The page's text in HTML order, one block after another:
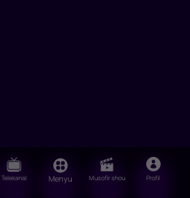
Telekanal Menyu Musofir shou Profil